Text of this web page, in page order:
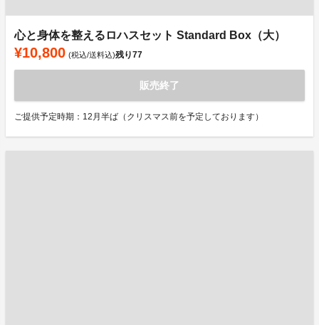
心と身体を整えるロハスセット Standard Box（大）
¥10,800 (税込/送料込)残り77
販売終了
ご提供予定時期：12月半ば（クリスマス前を予定しております）